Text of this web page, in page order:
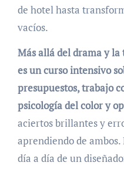
de hotel hasta
vacíos.
Más allá del drama y
es un curso intensivo
presupuestos, trabajo
psicología del color y
aciertos brillantes y
aprendiendo de
día a día de un